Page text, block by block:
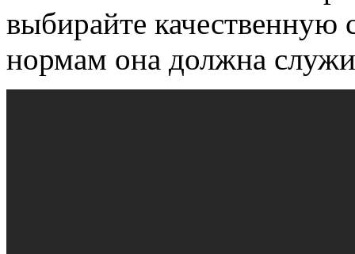
выбирайте качественную
нормам она должна